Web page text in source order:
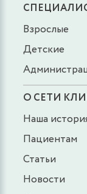
Взрослые
Детские
О СЕТИ
Наша
Пациентам
Статьи
Новости